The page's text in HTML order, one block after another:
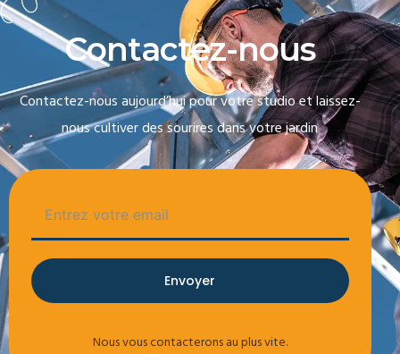
Contactez-nous
Contactez-nous aujourd’hui pour votre studio et laissez-
nous cultiver des sourires dans votre jardin
Envoyer
Nous vous contacterons au plus vite.